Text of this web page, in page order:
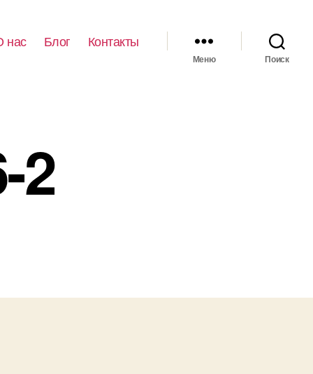
нас Блог Контакты
Меню Поиск
2